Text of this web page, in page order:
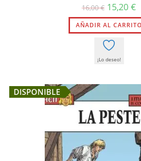
16,00€ El
precio
original
era:
16,00 €.
15,20 €
es:
AÑADIR AL CARRITO
¡Lo deseo!
DISPONIBLE